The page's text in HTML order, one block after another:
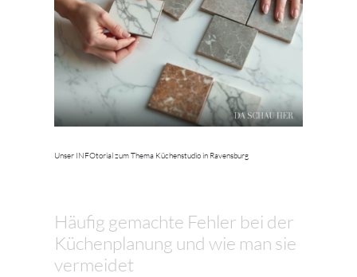
Unser INFOtorial zum Thema Küchenstudio in Ravensburg
Häufig gemachte Fehler bei der
Küchenplanung und wie man sie
vermeidet